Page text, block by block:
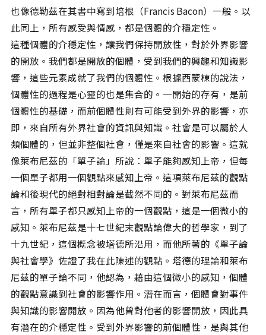
也像德勒茲在其書中寫到培根（Francis Bacon）一般。以
此同上，所有感受與情感，都是個體的介穩定性。
這種個體的介穩定性，讓我們保持開放性，對於外界影響
的開放。我們都是開放的個體，受到我們的興趣和知識影
響，這些元素成就了我們的個體性。根據西蒙棟的說法，
個體性的過程是心靈的也是集合的。一開始的存有，是前
個體性的基礎，而前個體性則有可能受到外界的影響，亦
即，來自所有外界社會的資訊與知識。社會是可以屬於人
類個體的，但並非整個社會，僅是來自社會的影響。這就
像萊布尼茲的「單子論」所說：單子能夠感知上帝，但每
一個單子都用一個觀點來感知上帝。這項萊布尼茲的觀點
論和後現代的絕對相對論是截然不同的。對萊布尼茲而
言，所有單子都只感知上帝的一個觀點，這是一個微小的
感知。萊布尼茲是十七世紀末觀點論偉大的哲學家，到了
十九世紀，這個概念被塔德所沿用，而他所著的《單子論
與社會學》佐證了我在此陳述的觀點。塔德的理論和萊布
尼茲的單子論不同，他認為，藉由這個微小的感知，個體
的觀點意識到社會的影響作用。潛在而言，個體會對事件
與知識的影響開放。因為他曾對他者的影響開放，因此具
有潛在的介穩定性。受到外界影響的前個體性，是與其他